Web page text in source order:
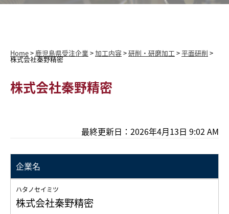
Home> 鹿児島県受注企業 >加工内容 >研削・研磨加工 >平面研削 >
株式会社秦野精密
株式会社秦野精密
最終更新日：2026年4月13日 9:02 AM
企業名
ハタノセイミツ
株式会社秦野精密